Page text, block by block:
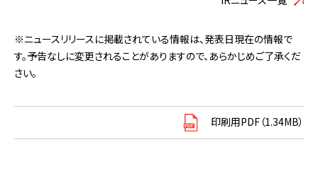
※ニュースリリースに掲載されている情報は、発表日現在の情報で
す。予告なしに変更されることがありますので、あらかじめご了承くだ
さい。
印刷用PDF（1.34MB）